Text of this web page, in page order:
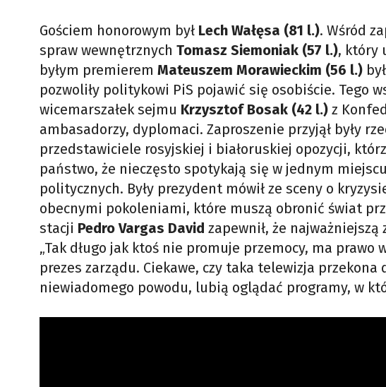
Gościem honorowym był Lech Wałęsa (81 l.). Wśród
spraw wewnętrznych Tomasz Siemoniak (57 l.), który
byłym premierem Mateuszem Morawieckim (56 l.)
pozwoliły politykowi PiS pojawić się osobiście. Tego
wicemarszałek sejmu Krzysztof Bosak (42 l.) z
ambasadorzy, dyplomaci. Zaproszenie przyjął były
przedstawiciele rosyjskiej i białoruskiej opozycji,
państwo, że nieczęsto spotykają się w jednym
politycznych. Były prezydent mówił ze sceny o
obecnymi pokoleniami, które muszą obronić świat
stacji Pedro Vargas David zapewnił, że
„Tak długo jak ktoś nie promuje przemocy, ma
prezes zarządu. Ciekawe, czy taka telewizja przekona
niewiadomego powodu, lubią oglądać programy, w